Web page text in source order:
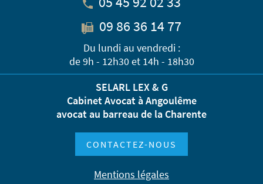
09 86 36 14 77
Du lundi au vendredi :
de 9h - 12h30 et 14h - 18h30
SELARL LEX & G
Cabinet Avocat à Angoulême
avocat au barreau de la Charente
CONTACTEZ-NOUS
Mentions légales